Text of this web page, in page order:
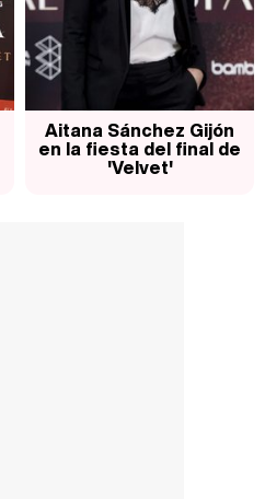
Aitana Sánchez Gijón
en la fiesta del final de
'Velvet'